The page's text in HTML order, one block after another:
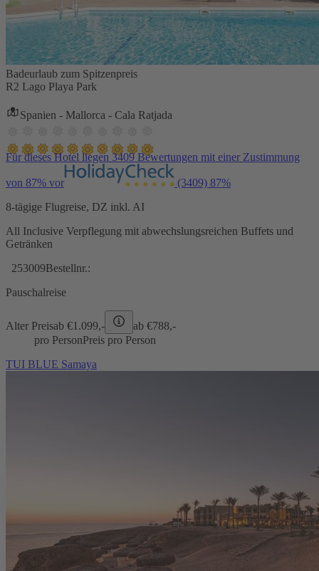
Badeurlaub zum Spitzenpreis
R2 Lago Playa Park
Spanien - Mallorca - Cala Ratjada
Für dieses Hotel liegen 3409 Bewertungen mit einer Zustimmung
von 87% vor (3409) 87%
8-tägige Flugreise, DZ inkl. AI
All Inclusive Verpflegung mit abwechslungsreichen Buffets und
Getränken
253009Bestellnr.:
Pauschalreise
Alter Preisab €1.099,- ab €788,-
pro PersonPreis pro Person
TUI BLUE Samaya